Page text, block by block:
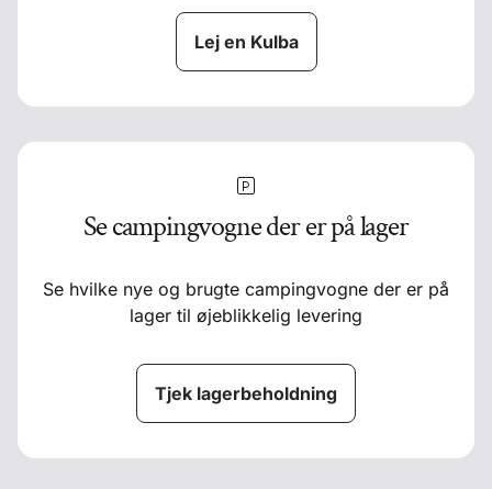
Lej en Kulba
Se campingvogne der er på lager
Se hvilke nye og brugte campingvogne der er på
lager til øjeblikkelig levering
Tjek lagerbeholdning